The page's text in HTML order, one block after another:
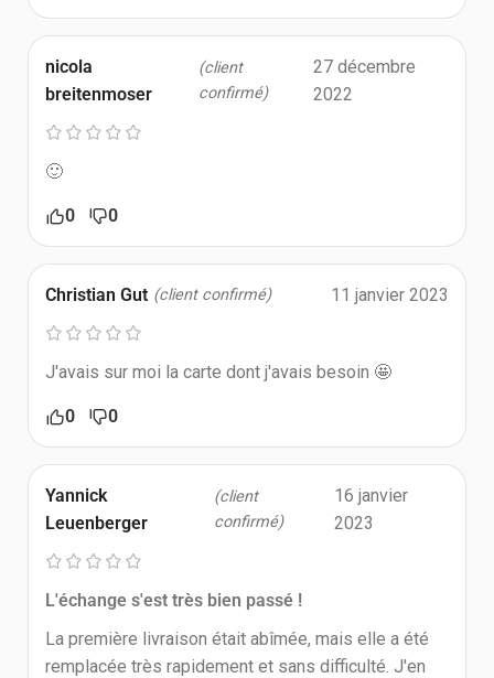
nicola
breitenmoser
(client
confirmé)
27 décembre
2022
🙂
0 0
Christian Gut (client confirmé) 11 janvier 2023
J'avais sur moi la carte dont j'avais besoin 🤩
0 0
Yannick
Leuenberger
(client
confirmé)
16 janvier
2023
L'échange s'est très bien passé !
La première livraison était abîmée, mais elle a été
remplacée très rapidement et sans difficulté. J'en